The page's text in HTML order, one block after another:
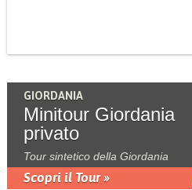
GIORDANIA
Minitour Giordania
privato
Tour sintetico della Giordania
Scopri il Tour »